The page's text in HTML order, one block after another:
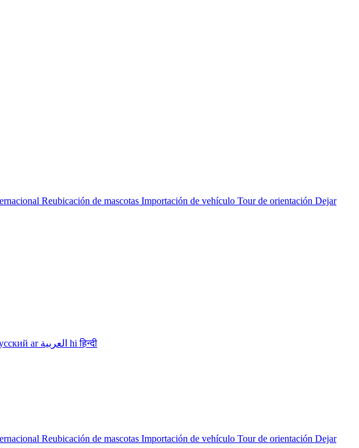
Reubicación de mascotas Importación de vehículo Tour de orientación Dejar
ar العربية hi हिन्दी
Reubicación de mascotas Importación de vehículo Tour de orientación Dejar